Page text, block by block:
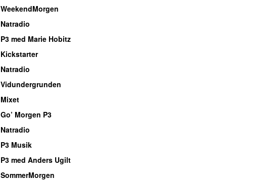
WeekendMorgen
Natradio
P3 med Marie Hobitz
Kickstarter
Natradio
Vidundergrunden
Mixet
Go’ Morgen P3
Natradio
P3 Musik
P3 med Anders Ugilt
SommerMorgen